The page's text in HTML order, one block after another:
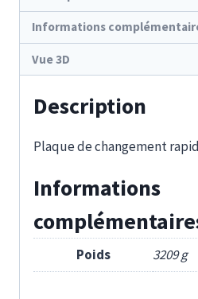
Informations
Vue 3D
Description
Plaque de changement
Informations
Poids 3209 g